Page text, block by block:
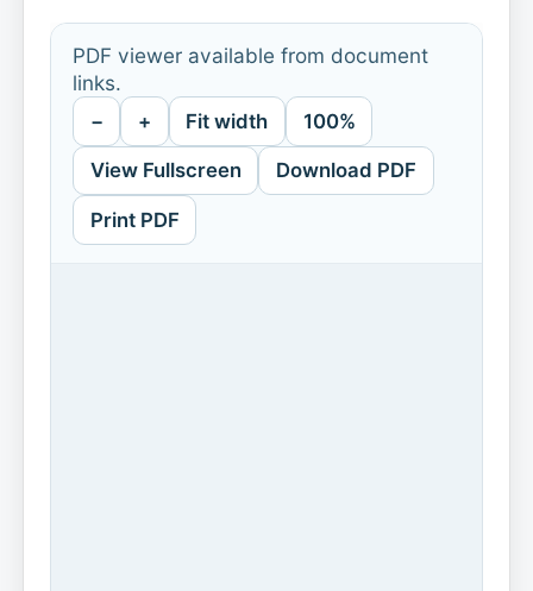
PDF viewer available from document
links.
− + Fit width 100%
View Fullscreen Download PDF
Print PDF